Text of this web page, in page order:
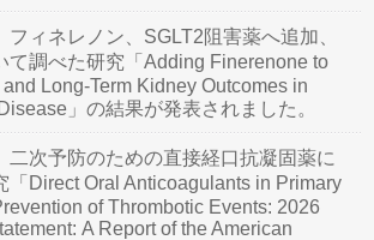
ィネレノン、SGLT2阻害薬へ追加、
て調べた研究「Adding Finerenone to
Long-Term Kidney Outcomes in
」の結果が発表されました。
二次予防のための直接経口抗凝固薬に
「Direct Oral Anticoagulants in Primary
of Thrombotic Events: 2026
A Report of the American